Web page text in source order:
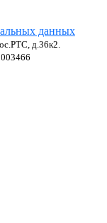
данных
д.36к2.